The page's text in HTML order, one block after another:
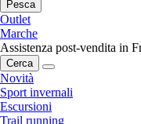
Pesca
Outlet
Marche
Assistenza post-vendita in
Cerca
Novità
Sport invernali
Escursioni
Trail running